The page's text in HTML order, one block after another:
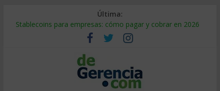
Última:
Stablecoins para empresas: cómo pagar y cobrar en 2026
Despido silencioso: qué es y por qué sale tan caro
IA en selección de personal: cómo auditarla a tiempo
Trabajo forzoso en la cadena de suministro: qué hacer
Mercado hispano de EE. UU.: cómo segmentarlo y venderle